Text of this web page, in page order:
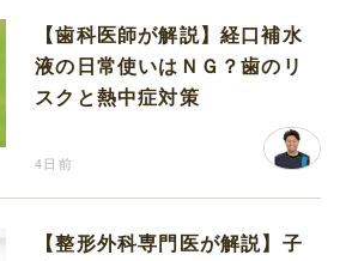
【歯科医師が解説】経口補水
液の日常使いはＮＧ？歯のリ
スクと熱中症対策
4日前
【整形外科専門医が解説】子